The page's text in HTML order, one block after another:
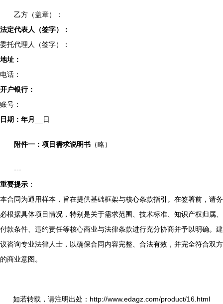
乙方（盖章）：
法定代表人（签字）：
委托代理人（签字）：
地址：
电话：
开户银行：
账号：
日期： 年月 __日
附件一：项目需求说明书 （略）
---
重要提示 ：
本合同为通用样本，旨在提供基础框架与核心条款指引。在签署前，请务
必根据具体项目情况，特别是关于需求范围、技术标准、知识产权归属、
付款条件、违约责任等核心商业与法律条款进行充分协商并予以明确。建
议咨询专业法律人士，以确保合同内容完整、合法有效，并完全符合双方
的商业意图。
如若转载，请注明出处：http://www.edagz.com/product/16.html